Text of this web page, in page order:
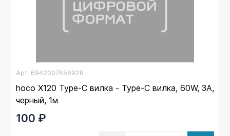
Арт. 6942007658928
hoco X120 Type-C вилка - Type-C вилка, 60W, 3A,
черный, 1м
100 ₽